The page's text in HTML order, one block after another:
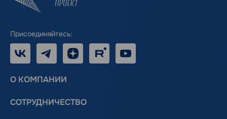
Присоединяйтесь:
Telegram Дзен RUTUBE
О КОМПАНИИ
СОТРУДНИЧЕСТВО